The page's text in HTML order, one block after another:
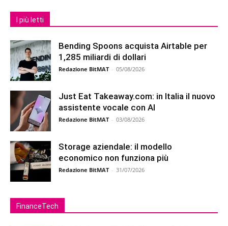
I più letti
Bending Spoons acquista Airtable per
1,285 miliardi di dollari
Redazione BitMAT - 05/08/2026
Just Eat Takeaway.com: in Italia il nuovo
assistente vocale con AI
Redazione BitMAT - 03/08/2026
Storage aziendale: il modello
economico non funziona più
Redazione BitMAT - 31/07/2026
FinanceTech